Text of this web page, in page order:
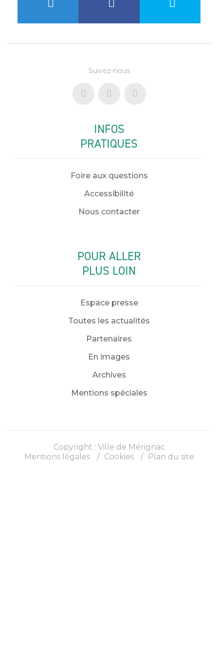
Suivez-nous
INFOS
PRATIQUES
Foire aux questions
Accessibilité
Nous contacter
POUR ALLER
PLUS LOIN
Espace presse
Toutes les actualités
Partenaires
En images
Archives
Mentions spéciales
Copyright : Ville de Mérignac
Mentions légales
Cookies Plan du site